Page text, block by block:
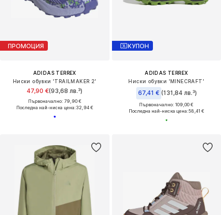
ПРОМОЦИЯ
ADIDAS TERREX
Ниски обувки 'TRAILMAKER 2'
47,90 €(93,68 лв.³)
Първоначално: 79,90 €
Последна най-ниска цена:32,94 €
КУПОН
ADIDAS TERREX
Ниски обувки 'MINECRAFT'
67,41 € (131,84 лв.³)
Първоначално: 109,00 €
Последна най-ниска цена:58,41 €